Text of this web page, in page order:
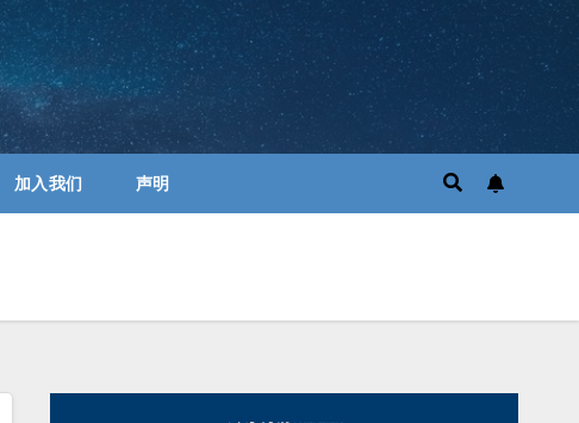
加入我们 声明